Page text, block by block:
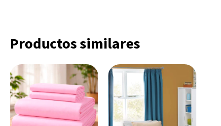
Productos similares